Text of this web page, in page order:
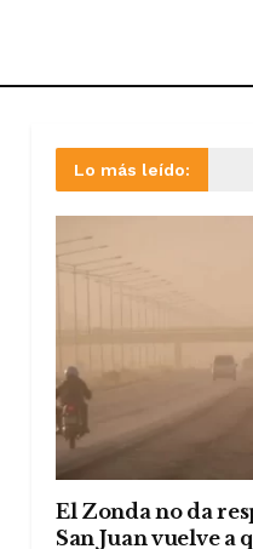
Lo más leído:
El Zonda no da
San Juan vuelve a